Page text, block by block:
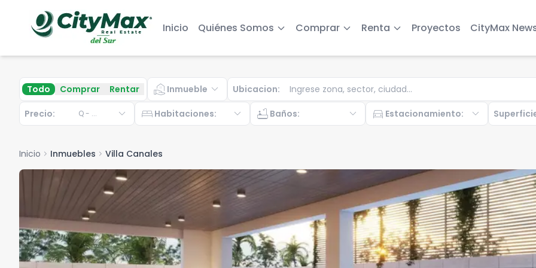
Inicio Quiénes Somos Comprar Renta Proyectos CityMax
Todo Comprar Rentar real_estate_agent Inmueble expand_more Ubicacion:
Precio: Q - ... expand_more bed Habitaciones: expand_more bathtub Baños: expand_more directions_car Estacionamiento: expand_more
Inicio chevron_right Inmuebles chevron_right Villa Canales